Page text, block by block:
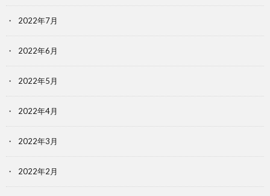
2022年7月
2022年6月
2022年5月
2022年4月
2022年3月
2022年2月